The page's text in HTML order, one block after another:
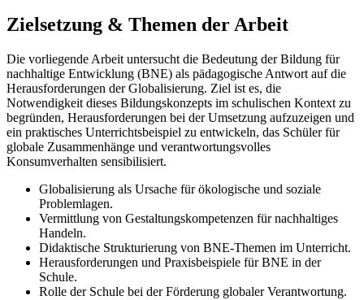
Zielsetzung & Themen der Arbeit
Die vorliegende Arbeit untersucht die Bedeutung der Bildung für
nachhaltige Entwicklung (BNE) als pädagogische Antwort auf die
Herausforderungen der Globalisierung. Ziel ist es, die
Notwendigkeit dieses Bildungskonzepts im schulischen Kontext zu
begründen, Herausforderungen bei der Umsetzung aufzuzeigen und
ein praktisches Unterrichtsbeispiel zu entwickeln, das Schüler für
globale Zusammenhänge und verantwortungsvolles
Konsumverhalten sensibilisiert.
Globalisierung als Ursache für ökologische und soziale
Problemlagen.
Vermittlung von Gestaltungskompetenzen für nachhaltiges
Handeln.
Didaktische Strukturierung von BNE-Themen im Unterricht.
Herausforderungen und Praxisbeispiele für BNE in der
Schule.
Rolle der Schule bei der Förderung globaler Verantwortung.